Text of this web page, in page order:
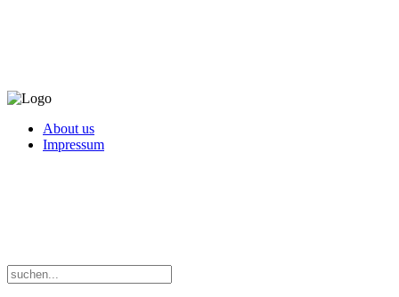
About us
Impressum